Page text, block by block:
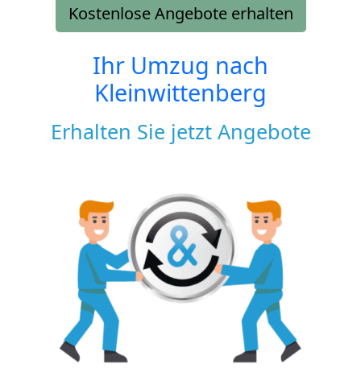
Kostenlose Angebote erhalten
Ihr Umzug nach
Kleinwittenberg
Erhalten Sie jetzt Angebote